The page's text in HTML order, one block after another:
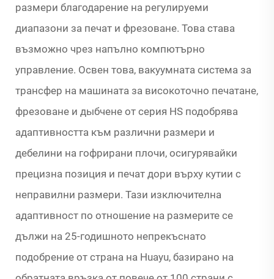
размери благодарение на регулируеми
диапазони за печат и фрезоване. Това става
възможно чрез напълно компютърно
управление. Освен това, вакуумната система за
трансфер на машината за високоточно печатане,
фрезоване и дыбчене от серия HS подобрява
адаптивността към различни размери и
дебелини на гофрирани плочи, осигурявайки
прецизна позиция и печат дори върху кутии с
неправилни размери. Тази изключителна
адаптивност по отношение на размерите се
дължи на 25-годишното непрекъснато
подобрение от страна на Huayu, базирано на